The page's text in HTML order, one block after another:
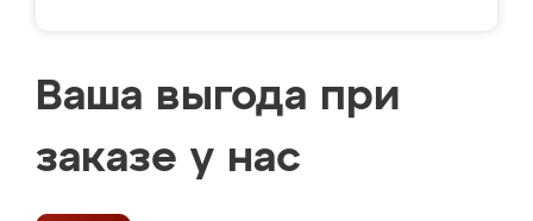
Ваша выгода при
заказе у нас